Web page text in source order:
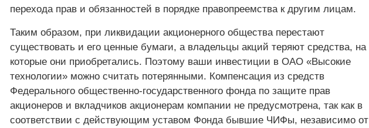
перехода прав и обязанностей в порядке правопреемства к другим лицам.
Таким образом, при ликвидации акционерного общества перестают
существовать и его ценные бумаги, а владельцы акций теряют средства, на
которые они приобретались. Поэтому ваши инвестиции в ОАО «Высокие
технологии» можно считать потерянными. Компенсация из средств
Федерального общественно-государственного фонда по защите прав
акционеров и вкладчиков акционерам компании не предусмотрена, так как в
соответствии с действующим уставом Фонда бывшие ЧИФы, независимо от